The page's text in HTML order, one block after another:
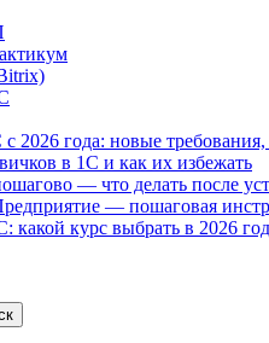
2026 года: новые
в 1С и как их избежать
— что делать после
— пошаговая
какой курс выбрать в 2026